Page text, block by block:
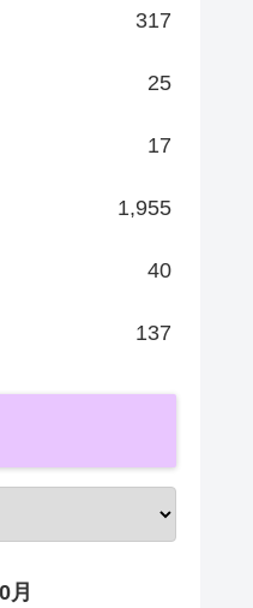
317
25
17
1,955
40
137
月